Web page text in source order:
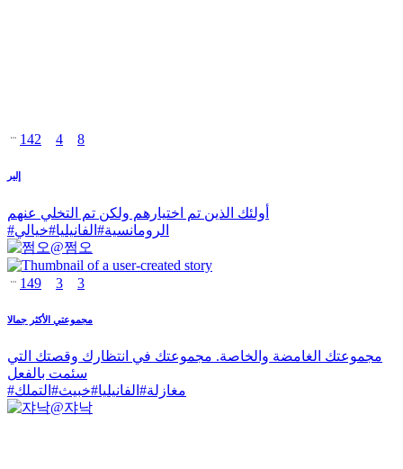
142 4 8
إلير
أولئك الذين تم اختيارهم ولكن تم التخلي عنهم
#
الرومانسية# الفانيليا#خيالي
@쩜오
149 3 3
مجموعتي الأكثر جمالا
مجموعتك الغامضة والخاصة. مجموعتك في انتظارك وقصتك التي
سئمت بالفعل
#
مغازلة# الفانيليا#خبيث# التملك
@쟈낙